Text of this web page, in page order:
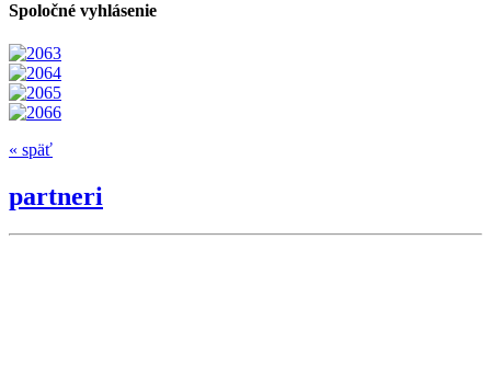
Spoločné vyhlásenie
« späť
partneri